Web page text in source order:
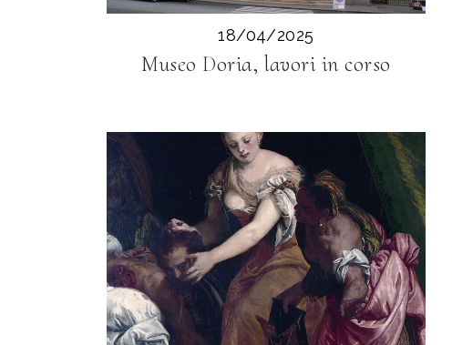
18/04/2025
Museo Doria, lavori in corso